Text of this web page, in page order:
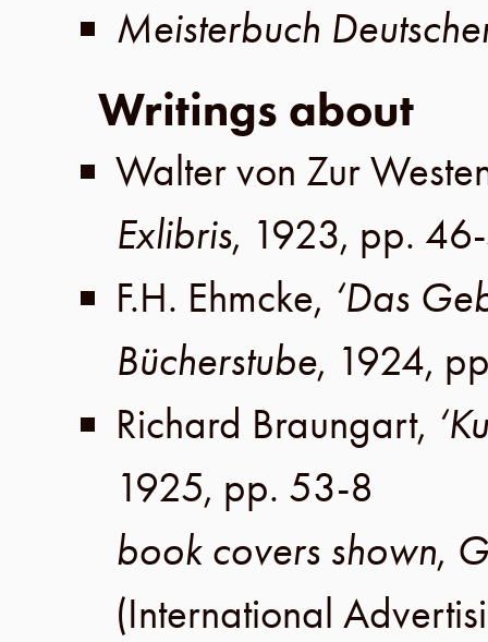
Meisterbuch
Writings about
Walter von Zur
Exlibris, 1923, pp.
F.H. Ehmcke, ‘Das
Bücherstube, 1924,
Richard Braungart,
1925, pp. 53-8
book covers shown,
(International